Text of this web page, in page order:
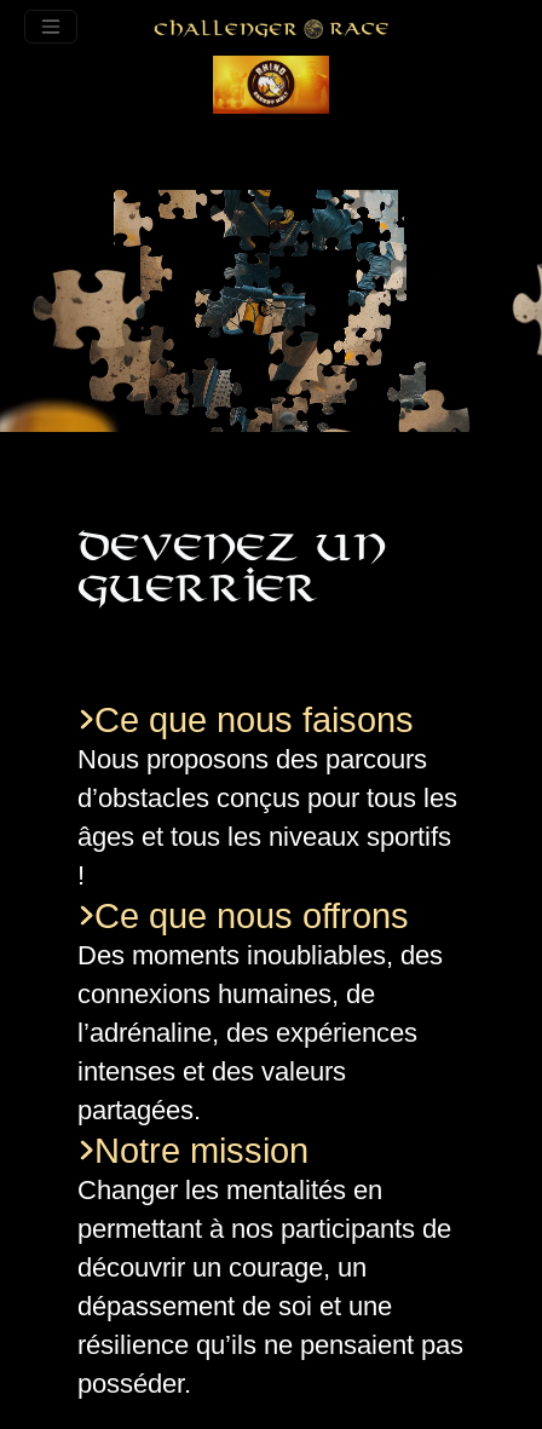
Devenez un
guerrier
Ce que nous faisons
Nous proposons des parcours
d’obstacles conçus pour tous les
âges et tous les niveaux sportifs
!
Ce que nous offrons
Des moments inoubliables, des
connexions humaines, de
l’adrénaline, des expériences
intenses et des valeurs
partagées.
Notre mission
Changer les mentalités en
permettant à nos participants de
découvrir un courage, un
dépassement de soi et une
résilience qu’ils ne pensaient pas
posséder.